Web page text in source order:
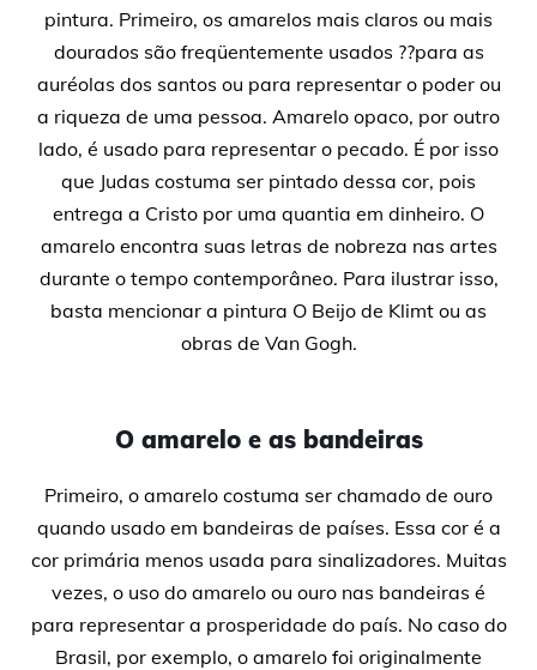
pintura. Primeiro, os amarelos mais claros ou mais
dourados são freqüentemente usados ??para as
auréolas dos santos ou para representar o poder ou
a riqueza de uma pessoa. Amarelo opaco, por outro
lado, é usado para representar o pecado. É por isso
que Judas costuma ser pintado dessa cor, pois
entrega a Cristo por uma quantia em dinheiro. O
amarelo encontra suas letras de nobreza nas artes
durante o tempo contemporâneo. Para ilustrar isso,
basta mencionar a pintura O Beijo de Klimt ou as
obras de Van Gogh.
O amarelo e as bandeiras
Primeiro, o amarelo costuma ser chamado de ouro
quando usado em bandeiras de países. Essa cor é a
cor primária menos usada para sinalizadores. Muitas
vezes, o uso do amarelo ou ouro nas bandeiras é
para representar a prosperidade do país. No caso do
Brasil, por exemplo, o amarelo foi originalmente